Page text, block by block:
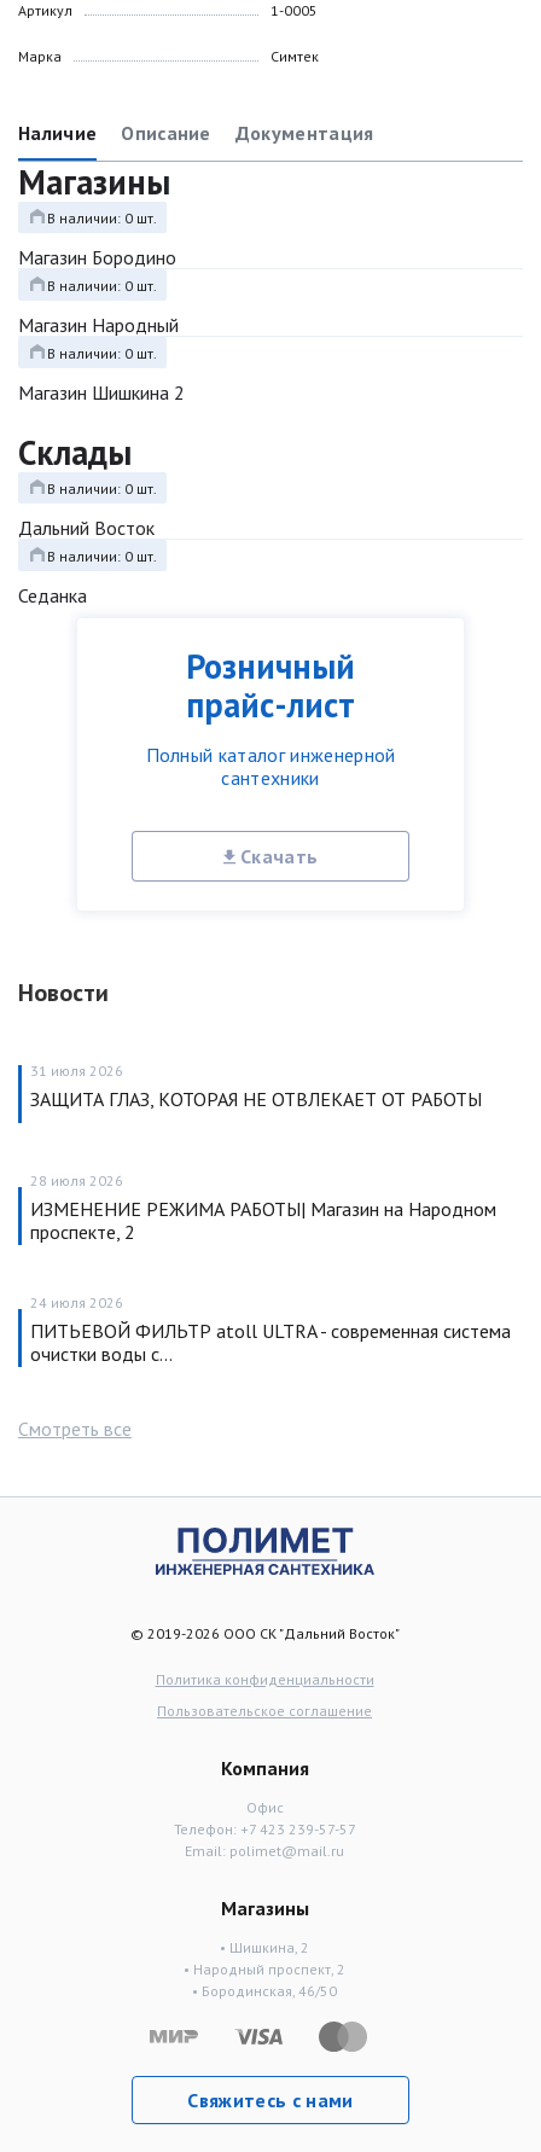
Розничный
прайс-лист
Полный каталог инженерной
сантехники
Скачать
Новости
31 июля 2026
ЗАЩИТА ГЛАЗ, КОТОРАЯ НЕ ОТВЛЕКАЕТ ОТ РАБОТЫ
28 июля 2026
ИЗМЕНЕНИЕ РЕЖИМА РАБОТЫ| Магазин на Народном
проспекте, 2
24 июля 2026
ПИТЬЕВОЙ ФИЛЬТР atoll ULTRA - современная система
очистки воды с…
Смотреть все
Артикул
Марка
1-0005
Симтек
Наличие Описание Документация
Магазины
В наличии: 0 шт.
Магазин Бородино
В наличии: 0 шт.
Магазин Народный
В наличии: 0 шт.
Магазин Шишкина 2
Склады
В наличии: 0 шт.
Дальний Восток
В наличии: 0 шт.
Седанка
© 2019-2026 ООО СК "Дальний Восток"
Политика конфиденциальности
Пользовательское соглашение
Компания
Офис
Телефон: +7 423 239-57-57
Email: polimet@mail.ru
Магазины
• Шишкина, 2
• Народный проспект, 2
• Бородинская, 46/50
Свяжитесь с нами